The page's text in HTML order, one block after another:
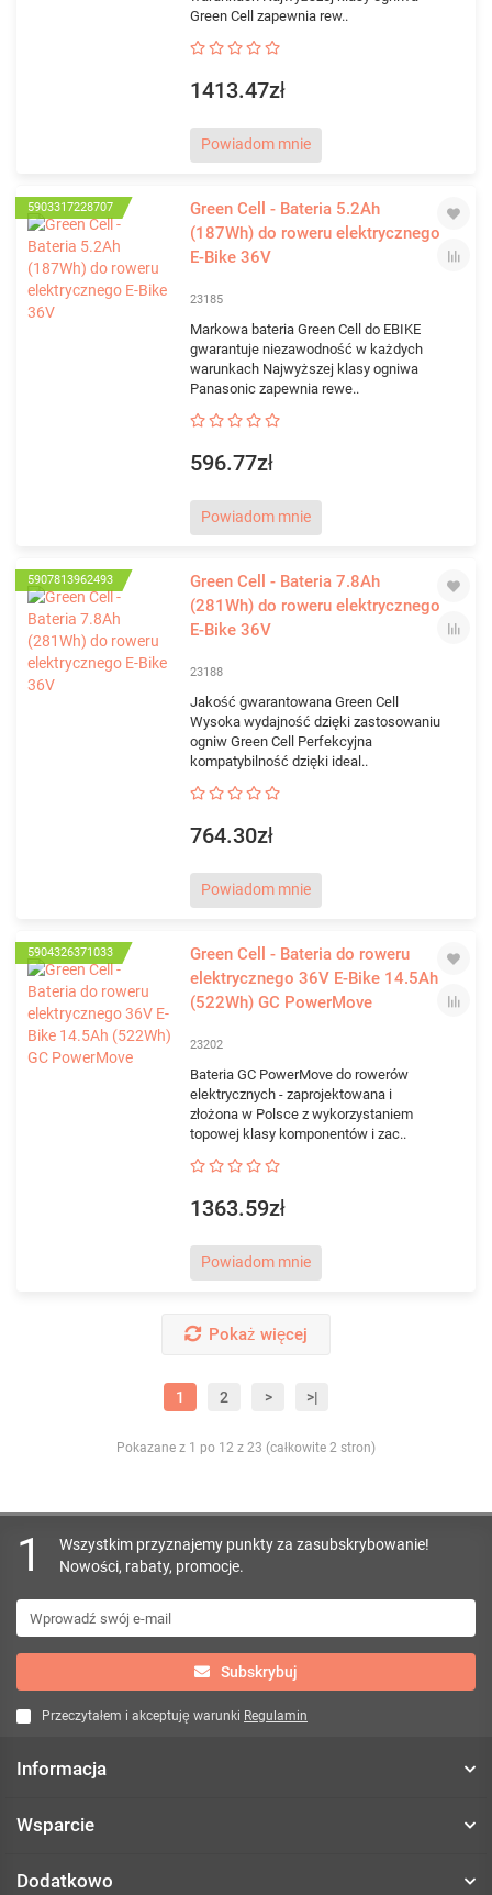
Green Cell zapewnia rew..
1413.47zł
Powiadom mnie
5903317228707
Green Cell - Bateria 5.2Ah
(187Wh) do roweru elektrycznego
E-Bike 36V
23185
Markowa bateria Green Cell do EBIKE
gwarantuje niezawodność w każdych
warunkach Najwyższej klasy ogniwa
Panasonic zapewnia rewe..
596.77zł
Powiadom mnie
5907813962493
Green Cell - Bateria 7.8Ah
(281Wh) do roweru elektrycznego
E-Bike 36V
23188
Jakość gwarantowana Green Cell
Wysoka wydajność dzięki zastosowaniu
ogniw Green Cell Perfekcyjna
kompatybilność dzięki ideal..
764.30zł
Powiadom mnie
5904326371033
Green Cell - Bateria do roweru
elektrycznego 36V E-Bike 14.5Ah
(522Wh) GC PowerMove
23202
Bateria GC PowerMove do rowerów
elektrycznych - zaprojektowana i
złożona w Polsce z wykorzystaniem
topowej klasy komponentów i zac..
1363.59zł
Powiadom mnie
Pokaż więcej
1 2 > >|
Pokazane z 1 po 12 z 23 (całkowite 2 stron)
1
Wszystkim przyznajemy punkty za zasubskrybowanie!
Nowości, rabaty, promocje.
Subskrybuj
Przeczytałem i akceptuję warunki Regulamin
Informacja
Wsparcie
Dodatkowo